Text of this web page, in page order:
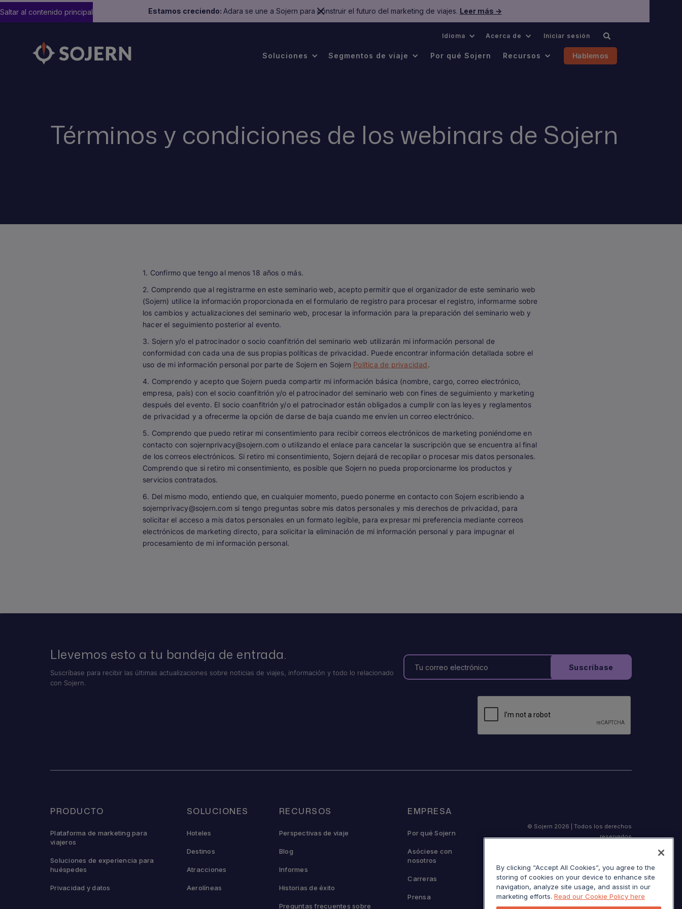
Estamos creciendo: Adara se une a Sojern para construir el futuro del marketing de viajes. Leer más →
Saltar al contenido principal
Idioma Acerca de Iniciar sesión
Soluciones Segmentos de viaje Por qué Sojern Recursos Hablemos
Términos y condiciones de los webinars de Sojern
1. Confirmo que tengo al menos 18 años o más.
2. Comprendo que al registrarme en este seminario web, acepto permitir que el organizador de este seminario web
(Sojern) utilice la información proporcionada en el formulario de registro para procesar el registro, informarme sobre
los cambios y actualizaciones del seminario web, procesar la información para la preparación del seminario web y
hacer el seguimiento posterior al evento.
3. Sojern y/o el patrocinador o socio coanfitrión del seminario web utilizarán mi información personal de
conformidad con cada una de sus propias políticas de privacidad. Puede encontrar información detallada sobre el
uso de mi información personal por parte de Sojern en Sojern Política de privacidad.
4. Comprendo y acepto que Sojern pueda compartir mi información básica (nombre, cargo, correo electrónico,
empresa, país) con el socio coanfitrión y/o el patrocinador del seminario web con fines de seguimiento y marketing
después del evento. El socio coanfitrión y/o el patrocinador están obligados a cumplir con las leyes y reglamentos
de privacidad y a ofrecerme la opción de darse de baja cuando me envíen un correo electrónico.
5. Comprendo que puedo retirar mi consentimiento para recibir correos electrónicos de marketing poniéndome en
contacto con sojernprivacy@sojern.com o utilizando el enlace para cancelar la suscripción que se encuentra al final
de los correos electrónicos. Si retiro mi consentimiento, Sojern dejará de recopilar o procesar mis datos personales.
Comprendo que si retiro mi consentimiento, es posible que Sojern no pueda proporcionarme los productos y
servicios contratados.
6. Del mismo modo, entiendo que, en cualquier momento, puedo ponerme en contacto con Sojern escribiendo a
sojernprivacy@sojern.com si tengo preguntas sobre mis datos personales y mis derechos de privacidad, para
solicitar el acceso a mis datos personales en un formato legible, para expresar mi preferencia mediante correos
electrónicos de marketing directo, para solicitar la eliminación de mi información personal y para impugnar el
procesamiento de mi información personal.
Llevemos esto a tu bandeja de entrada.
Suscríbase para recibir las últimas actualizaciones sobre noticias de viajes, información y todo lo relacionado
con Sojern.
PRODUCTO
Plataforma de marketing para
viajeros
Soluciones de experiencia para
huéspedes
Privacidad y datos
SOLUCIONES
Hoteles
Destinos
Atracciones
Aerolíneas
RECURSOS
Perspectivas de viaje
Blog
Informes
Historias de éxito
Preguntas frecuentes sobre
EMPRESA
Por qué Sojern
Asóciese con
nosotros
Carreras
Prensa
© Sojern 2026 | Todos los derechos
reservados
Aviso de California en el momento de la
recolección
By clicking “Accept All Cookies”, you agree to the
storing of cookies on your device to enhance site
navigation, analyze site usage, and assist in our
marketing efforts. Read our Cookie Policy here